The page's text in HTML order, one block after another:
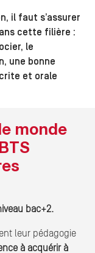
il faut s’assurer
cette filière :
le
une bonne
et orale
monde
bac+2.
leur pédagogie
à acquérir à